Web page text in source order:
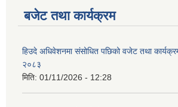
बजेट तथा कार्यक्रम
हिउदे अधिवेशनमा संसोधित पछिको वजेट तथा
२०८३
मिति: 01/11/2026 - 12:28